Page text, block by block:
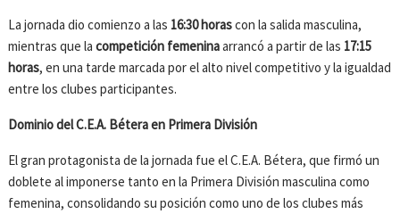
La jornada dio comienzo a las 16:30 horascon la salida masculina,
mientras que lacompetición femeninaarrancó a partir de las 17:15
horas, en una tarde marcada por el alto nivel competitivo y la igualdad
entre los clubes participantes.
Dominio del C.E.A. Bétera en Primera División
El gran protagonista de la jornada fue el C.E.A. Bétera, que firmó un
doblete al imponerse tanto en la Primera División masculina como
femenina, consolidando su posición como uno de los clubes más